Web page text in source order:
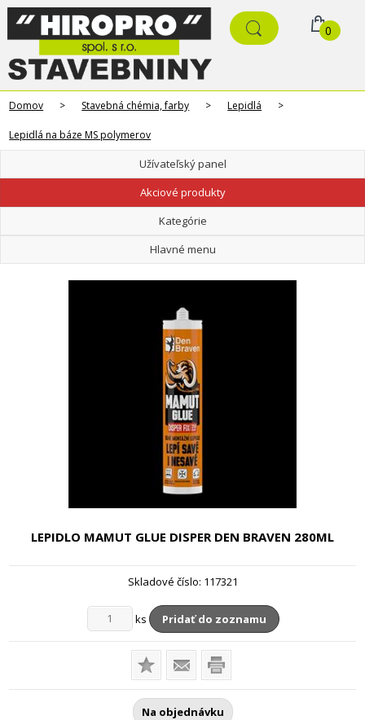
0
Domov > Stavebná chémia, farby > Lepidlá >
Lepidlá na báze MS polymerov
Užívateľský panel
Akciové produkty
Kategórie
Hlavné menu
LEPIDLO MAMUT GLUE DISPER DEN BRAVEN 280ML
Skladové číslo: 117321
ks Pridať do zoznamu
Na objednávku